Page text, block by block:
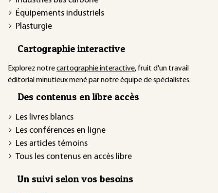
Équipements industriels
Plasturgie
Cartographie interactive
Explorez notrecartographie interactive, fruit d'un travail
éditorial minutieux mené par notre équipe de spécialistes.
Des contenus en libre accès
Les livres blancs
Les conférences en ligne
Les articles témoins
Tous les contenus en accès libre
Un suivi selon vos besoins